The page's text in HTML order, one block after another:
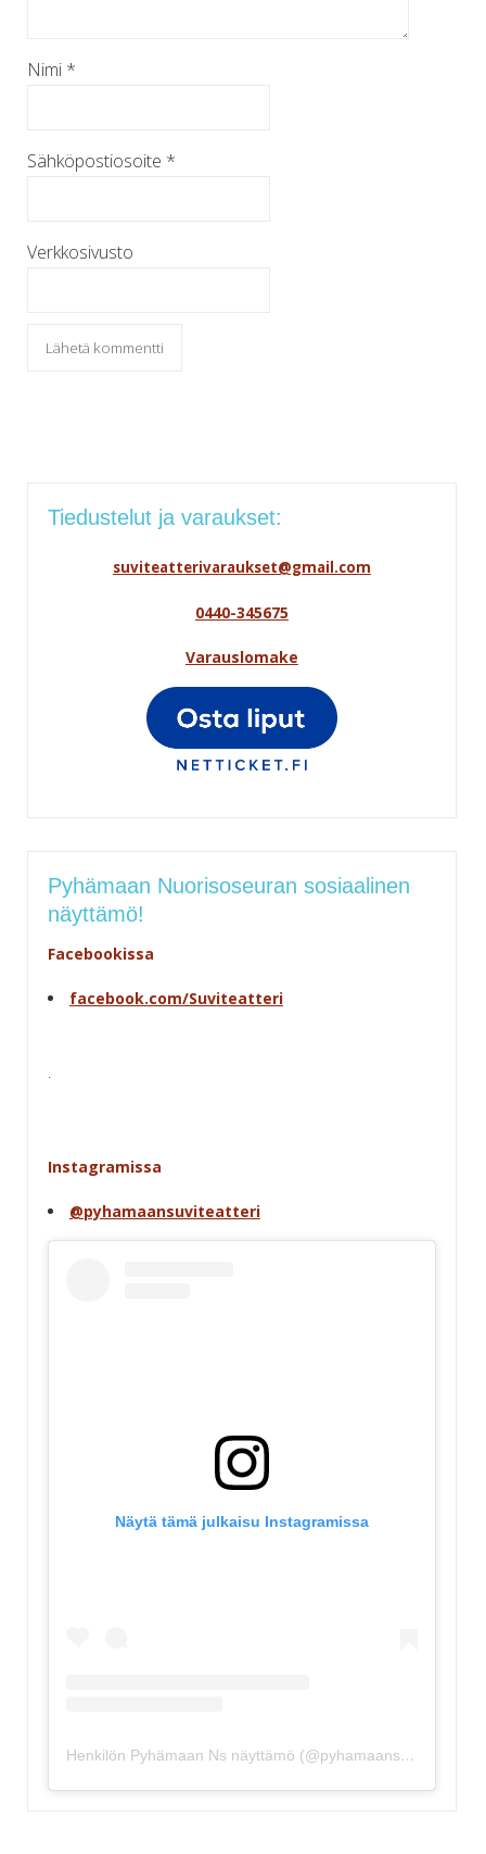
Nimi *
Sähköpostiosoite *
Verkkosivusto
Tiedustelut ja varaukset:
suviteatterivaraukset@gmail.com
0440-345675
Varauslomake
Pyhämaan Nuorisoseuran sosiaalinen
näyttämö!
Facebookissa
facebook.com/Suviteatteri
Instagramissa
@pyhamaansuviteatteri
Näytä tämä julkaisu Instagramissa
Henkilön Pyhämaan Ns näyttämö (@pyhamaansuviteatteri) jakama julkaisu